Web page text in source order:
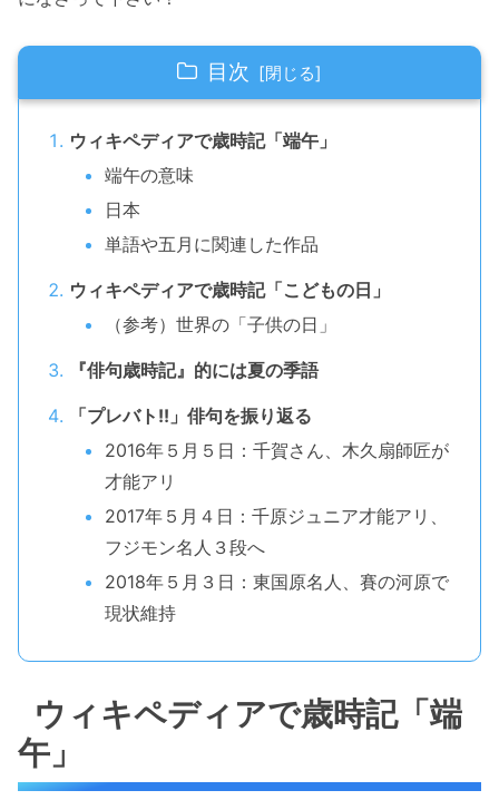
目次
ウィキペディアで歳時記「端午」
端午の意味
日本
単語や五月に関連した作品
ウィキペディアで歳時記「こどもの日」
（参考）世界の「子供の日」
『俳句歳時記』的には夏の季語
「プレバト!!」俳句を振り返る
2016年５月５日：千賀さん、木久扇師匠が
才能アリ
2017年５月４日：千原ジュニア才能アリ、
フジモン名人３段へ
2018年５月３日：東国原名人、賽の河原で
現状維持
ウィキペディアで歳時記「端
午」